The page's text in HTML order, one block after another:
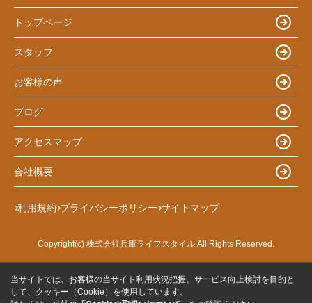
トップページ
スタッフ
お客様の声
ブログ
アクセスマップ
会社概要
利用規約 プライバシーポリシー サイトマップ
Copyright(c) 株式会社兵庫ライフスタイル All Rights Reserved.
当サイトでは、お客様の当サイト利用状況把握、サービス向上検討を目的と
して、クッキー（Cookie）を使用しています。